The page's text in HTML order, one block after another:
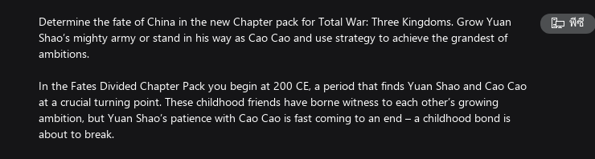
Determine the fate of China in the new Chapter pack for Total War: Three Kingdoms. Grow Yuan
Shao’s mighty army or stand in his way as Cao Cao and use strategy to achieve the grandest of
ambitions.
In the Fates Divided Chapter Pack you begin at 200 CE, a period that finds Yuan Shao and Cao Cao
at a crucial turning point. These childhood friends have borne witness to each other’s growing
ambition, but Yuan Shao’s patience with Cao Cao is fast coming to an end – a childhood bond is
about to break.
พีซี